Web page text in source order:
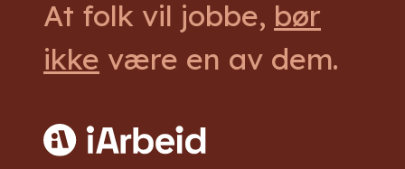
At folk vil jobbe, bør
ikke være en av dem.